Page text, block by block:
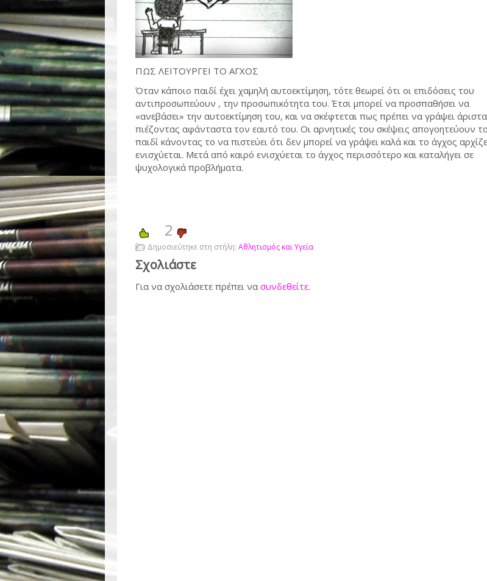
ΠΩΣ ΛΕΙΤΟΥΡΓΕΙ ΤΟ ΑΓΧΟΣ
Όταν κάποιο παιδί έχει χαμηλή αυτοεκτίμηση, τότε θεωρεί ότι οι επιδόσεις του
αντιπροσωπεύουν , την προσωπικότητα του. Έτσι μπορεί να προσπαθήσει να
«ανεβάσει» την αυτοεκτίμηση του, και να σκέφτεται πως πρέπει να γράψει
πιέζοντας αφάνταστα τον εαυτό του. Οι αρνητικές του σκέψεις απογοητεύουν το
παιδί κάνοντας το να πιστεύει ότι δεν μπορεί να γράψει καλά και το άγχος
ενισχύεται. Μετά από καιρό ενισχύεται το άγχος περισσότερο και καταλήγει σε
ψυχολογικά προβλήματα.
2
Δημοσιεύτηκε στη στήλη: Αθλητισμός και Υγεία
Σχολιάστε
Για να σχολιάσετε πρέπει να συνδεθείτε.